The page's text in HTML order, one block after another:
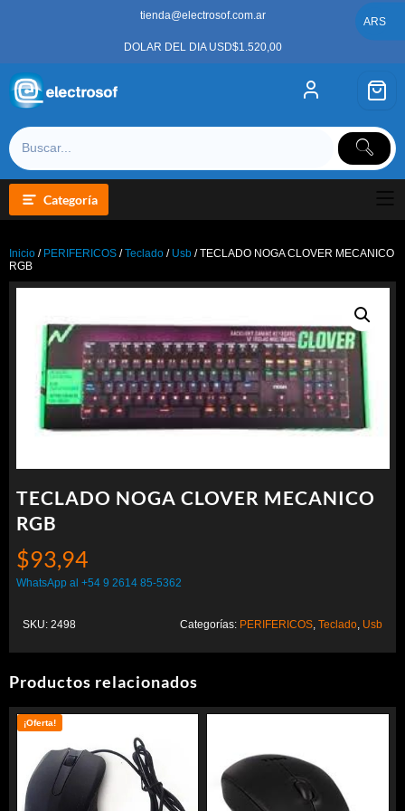
tienda@electrosof.com.ar
DOLAR DEL DIA USD$1.520,00
Categoría
Inicio / PERIFERICOS /Teclado / Usb / TECLADO NOGA CLOVER MECANICO
RGB
TECLADO NOGA CLOVER MECANICO
RGB
$93,94
WhatsApp al +54 9 2614 85-5362
SKU: 2498 Categorías: PERIFERICOS, Teclado, Usb
Productos relacionados
¡Oferta!
ARS